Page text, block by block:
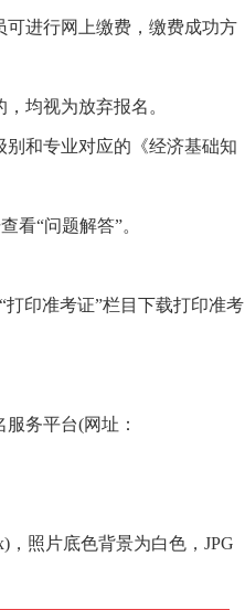
进行网上缴费，缴费成功方
均视为放弃报名。
和专业对应的《经济基础知
看“问题解答”。
打印准考证”栏目下载打印准考
务平台(网址：
，照片底色背景为白色，JPG